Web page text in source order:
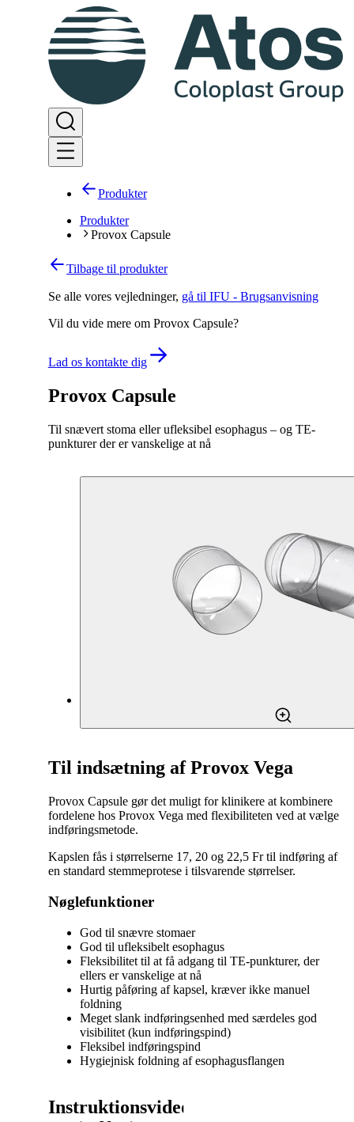
Produkter
Produkter
Provox Capsule
Provox Capsule
Til snævert stoma eller ufleksibel esophagus – og TE-
punkturer der er vanskelige at nå
Tilbage til produkter
Til indsætning af Provox Vega
Provox Capsule gør det muligt for klinikere at kombinere
fordelene hos Provox Vega med flexibiliteten ved at vælge
indføringsmetode.
Kapslen fås i størrelserne 17, 20 og 22,5 Fr til indføring af
en standard stemmeprotese i tilsvarende størrelser.
Nøglefunktioner
God til snævre stomaer
God til ufleksibelt esophagus
Fleksibilitet til at få adgang til TE-punkturer, der
ellers er vanskelige at nå
Hurtig påføring af kapsel, kræver ikke manuel
foldning
Meget slank indføringsenhed med særdeles god
visibilitet (kun indføringspind)
Fleksibel indføringspind
Hygiejnisk foldning af esophagusflangen
Instruktionsvideo
Se alle vores vejledninger, gå til IFU - Brugsanvisning
Vil du vide mere om Provox Capsule?
Lad os kontakte dig